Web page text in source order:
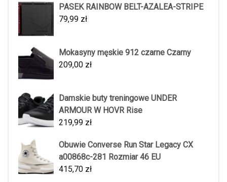
PASEK RAINBOW BELT-AZALEA-STRIPE
79,99 zł
Mokasyny męskie 912 czarne Czarny
209,00 zł
Damskie buty treningowe UNDER
ARMOUR W HOVR Rise
219,99 zł
Obuwie Converse Run Star Legacy CX
a00868c-281 Rozmiar 46 EU
415,70 zł